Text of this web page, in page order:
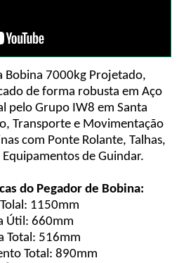
Bobina 7000kg Projetado,
de forma robusta em Aço
pelo Grupo IW8 em Santa
Transporte e Movimentação
com Ponte Rolante, Talhas,
de Guindar.
do Pegador de Bobina:
1150mm
Útil: 660mm
Total: 516mm
Total: 890mm